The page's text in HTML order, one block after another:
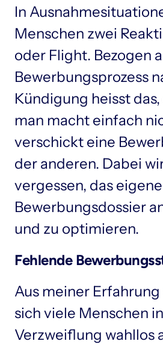
In
Menschen zwei
oder Flight. Bezogen
Bewerbungsprozess
Kündigung heisst
man macht einfach
verschickt eine
der anderen. Dabei
vergessen, das eigene
Bewerbungsdossier
und zu optimieren.
Fehlende
Aus meiner
sich viele Menschen
Verzweiflung wahllos